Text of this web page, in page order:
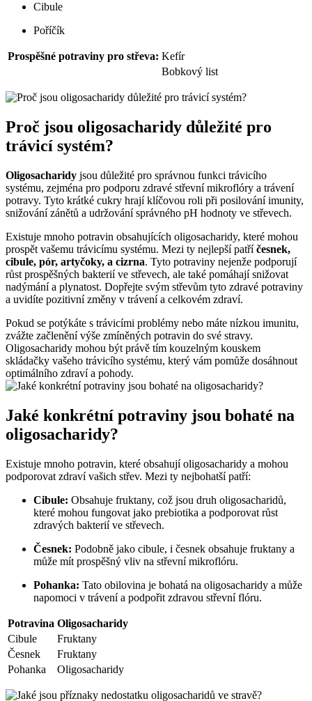
Cibule
Poříčík
Prospěšné potraviny pro střeva: Kefír
Bobkový list
Proč jsou oligosacharidy důležité pro
trávicí systém?
Oligosacharidy jsou důležité pro správnou funkci trávicího
systému, zejména pro podporu zdravé střevní mikroflóry a trávení
potravy. Tyto krátké cukry hrají klíčovou roli při posilování imunity,
snižování zánětů a udržování správného pH hodnoty ve střevech.
Existuje mnoho potravin obsahujících oligosacharidy, které mohou
prospět vašemu trávicímu systému. Mezi ty nejlepší patříčesnek,
cibule, pór, artyčoky, a cizrna. Tyto potraviny nejenže podporují
růst prospěšných bakterií ve střevech, ale také pomáhají snižovat
nadýmání a plynatost. Dopřejte svým střevům tyto zdravé potraviny
a uvidíte pozitivní změny v trávení a celkovém zdraví.
Pokud se potýkáte s trávicími problémy nebo máte nízkou imunitu,
zvážte začlenění výše zmíněných potravin do své stravy.
Oligosacharidy mohou být právě tím kouzelným kouskem
skládačky vašeho trávicího systému, který vám pomůže dosáhnout
optimálního zdraví a pohody.
Jaké konkrétní potraviny jsou bohaté na
oligosacharidy?
Existuje mnoho potravin, které obsahují oligosacharidy a mohou
podporovat zdraví vašich střev. Mezi ty nejbohatší patří:
Cibule: Obsahuje fruktany, což jsou druh oligosacharidů,
které mohou fungovat jako prebiotika a podporovat růst
zdravých bakterií ve střevech.
Česnek: Podobně jako cibule, i česnek obsahuje fruktany a
může mít prospěšný vliv na střevní mikroflóru.
Pohanka: Tato obilovina je bohatá na oligosacharidy a může
napomoci v trávení a podpořit zdravou střevní flóru.
Potravina Oligosacharidy
Cibule
Fruktany
Česnek
Fruktany
Pohanka
Oligosacharidy